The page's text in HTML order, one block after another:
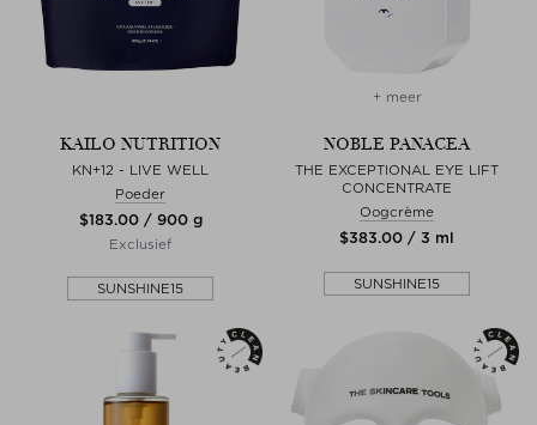
KAILO NUTRITION
KN+12 - LIVE WELL
Poeder
$‌183.00 / 900 g
Exclusief
SUNSHINE15
+ meer
NOBLE PANACEA
THE EXCEPTIONAL EYE LIFT
CONCENTRATE
Oogcrème
$‌383.00 / 3 ml
SUNSHINE15